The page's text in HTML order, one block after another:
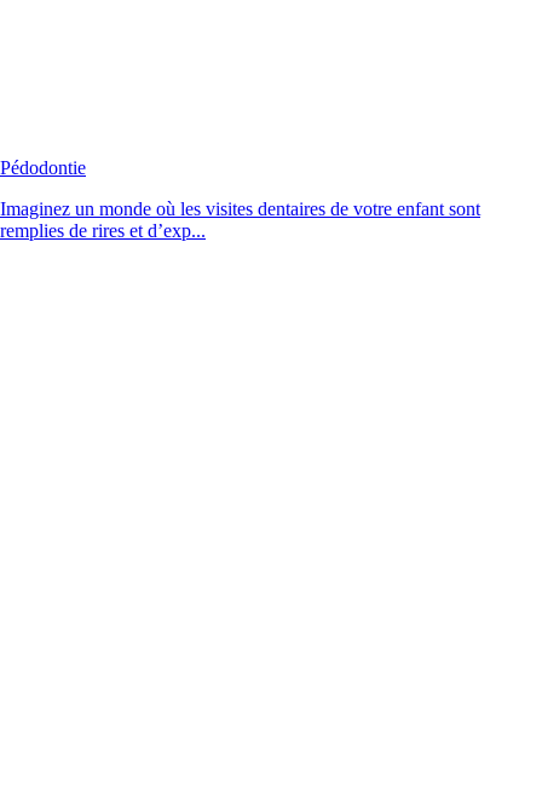
Pédodontie
Imaginez un monde où les visites dentaires de votre enfant sont
remplies de rires et d’exp...